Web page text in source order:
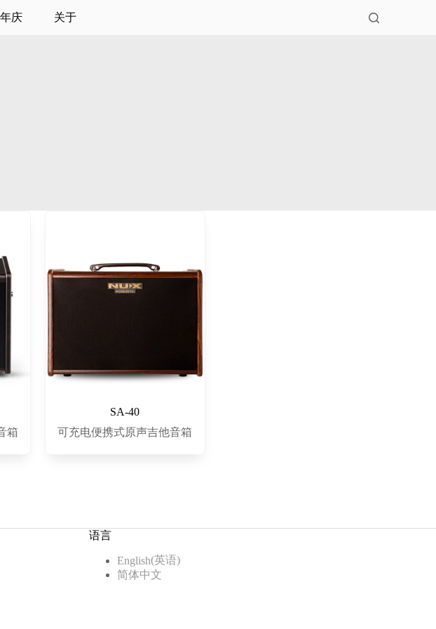
庆 关于
箱
SA-40
可充电便携式原声吉他音箱
语言
English(英语)
简体中文